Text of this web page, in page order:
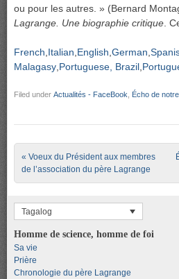
ou pour les autres. » (Bernard
Lagrange. Une biographie critique .
French Italian English German
Malagasy Portuguese, Brazil
Filed under Actualités - FaceBook Écho de
Post navigation
« Voeux du Président aux membres
de l’association du père Lagrange
Tagalog
Homme de science, homme de foi
Sa vie
Prière
Chronologie du père Lagrange